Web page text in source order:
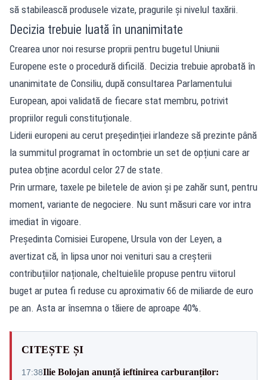
să stabilească produsele vizate, pragurile și nivelul taxării.
Decizia trebuie luată în unanimitate
Crearea unor noi resurse proprii pentru bugetul Uniunii
Europene este o procedură dificilă. Decizia trebuie aprobată în
unanimitate de Consiliu, după consultarea Parlamentului
European, apoi validată de fiecare stat membru, potrivit
propriilor reguli constituționale.
Liderii europeni au cerut președinției irlandeze să prezinte până
la summitul programat în octombrie un set de opțiuni care ar
putea obține acordul celor 27 de state.
Prin urmare, taxele pe biletele de avion și pe zahăr sunt, pentru
moment, variante de negociere. Nu sunt măsuri care vor intra
imediat în vigoare.
Președinta Comisiei Europene, Ursula von der Leyen, a
avertizat că, în lipsa unor noi venituri sau a creșterii
contribuțiilor naționale, cheltuielile propuse pentru viitorul
buget ar putea fi reduse cu aproximativ 66 de miliarde de euro
pe an. Asta ar însemna o tăiere de aproape 40%.
CITEȘTE ȘI
17:38Ilie Bolojan anunță ieftinirea carburanților: